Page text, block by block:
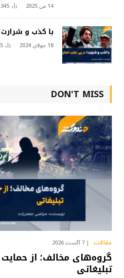
14 می 2025 345
با کذب و
18 جولای 2024
DON'T MISS
مقالات 7 آگست 2026
گروه‌های مخالف؛ از
تبلیغاتی